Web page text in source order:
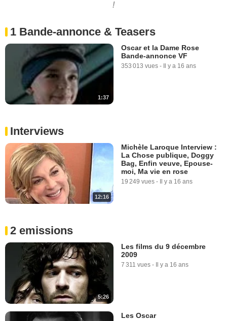
!
1 Bande-annonce & Teasers
1:37
Oscar et la Dame Rose
Bande-annonce VF
353 013 vues - Il y a 16 ans
Interviews
12:16
Michèle Laroque Interview :
La Chose publique, Doggy
Bag, Enfin veuve, Epouse-
moi, Ma vie en rose
19 249 vues - Il y a 16 ans
2 emissions
5:26
Les films du 9 décembre
2009
7 311 vues - Il y a 16 ans
Les Oscar